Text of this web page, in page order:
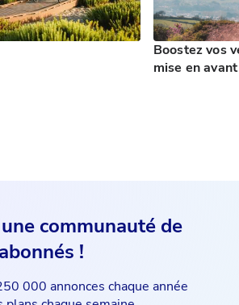
Boostez vos
mise en
communauté de
!
000 annonces chaque année